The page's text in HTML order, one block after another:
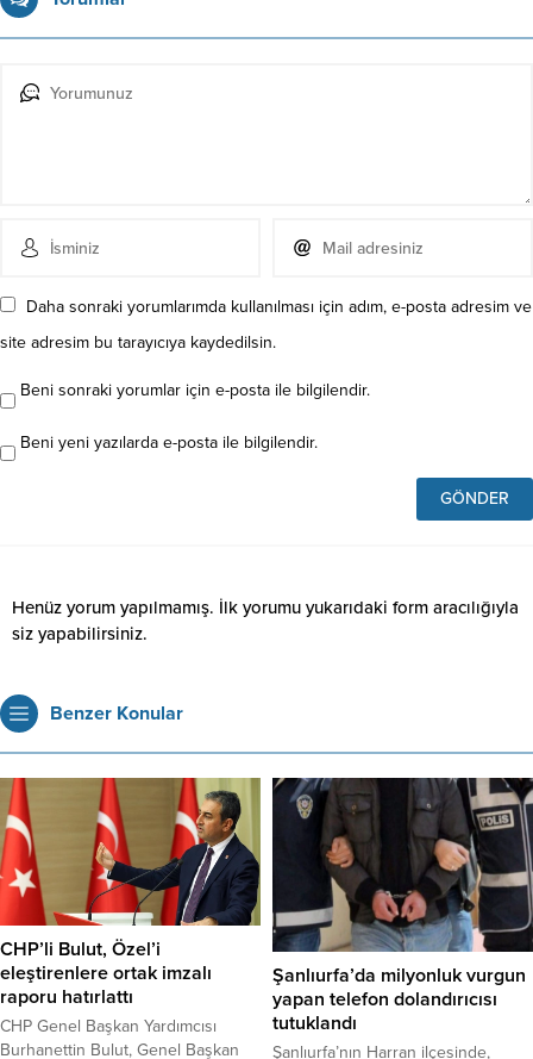
Daha sonraki yorumlarımda kullanılması için adım, e-posta adresim ve
site adresim bu tarayıcıya kaydedilsin.
Beni sonraki yorumlar için e-posta ile bilgilendir.
Beni yeni yazılarda e-posta ile bilgilendir.
Henüz yorum yapılmamış. İlk yorumu yukarıdaki form aracılığıyla
siz yapabilirsiniz.
Benzer Konular
CHP’li Bulut, Özel’i
eleştirenlere ortak imzalı
raporu hatırlattı
CHP Genel Başkan Yardımcısı
Burhanettin Bulut, Genel Başkan
Şanlıurfa’da milyonluk vurgun
yapan telefon dolandırıcısı
tutuklandı
Şanlıurfa’nın Harran ilçesinde,